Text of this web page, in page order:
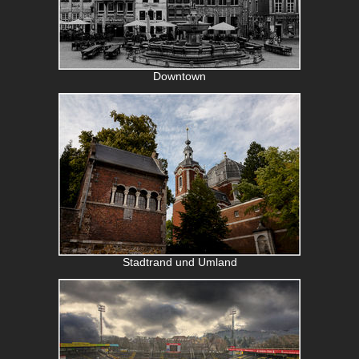
Downtown
Stadtrand und Umland